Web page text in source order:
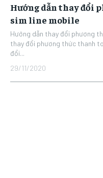
Hướng dẫn thay đổi
sim line mobile
Hướng dẫn thay đổi phương
thay đổi phương thức thanh
đổi...
29/11/2020